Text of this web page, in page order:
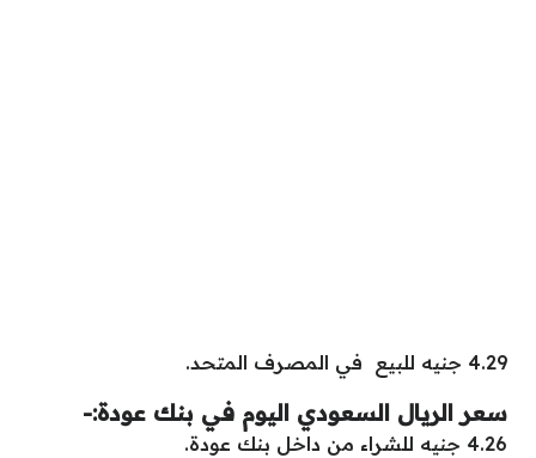
4.29 جنيه للبيع في المصرف المتحد.
سعر الريال السعودي اليوم في بنك عودة:-
4.26 جنيه للشراء من داخل بنك عودة.